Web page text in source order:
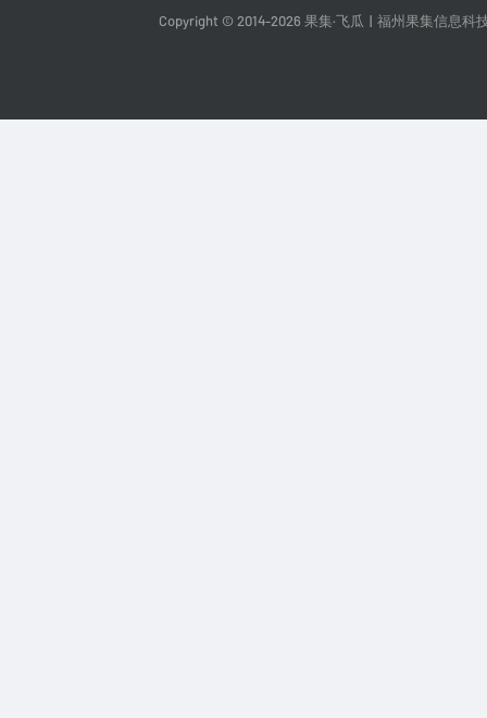
Copyright © 2014-2026 果集·飞瓜 福州果集信息科